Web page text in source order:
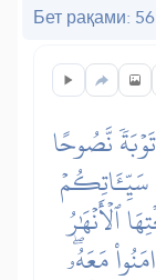
Бет рақами:
تَوۡبَةٗ نَّصُوحًا
ٱلۡأَنۡهَٰرُ
مَعَهُۥۖ